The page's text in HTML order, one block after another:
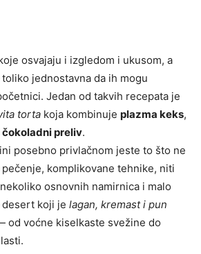
osvajaju i izgledom i ukusom, a
jednostavna da ih mogu
Jedan od takvih recepata je
torta koja kombinuje plazma keks,
čokoladni preliv.
posebno privlačnom jeste to što ne
komplikovane tehnike, niti
osnovnih namirnica i malo
koji je lagan, kremast i pun
od voćne kiselkaste svežine do